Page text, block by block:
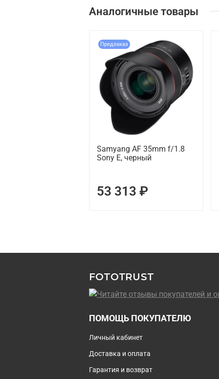
Аналогичные товары
Предзаказ
Samyang AF 35mm f/1.8
Sony E, черный
53 313 ₽
FOTOTRUST
ПОМОЩЬ ПОКУПАТЕЛЮ
Личный кабинет
Доставка и оплата
Гарантия и возврат